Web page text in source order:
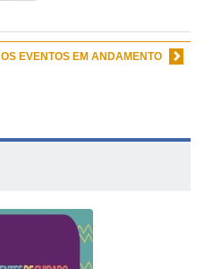
EVENTOS EM ANDAMENTO